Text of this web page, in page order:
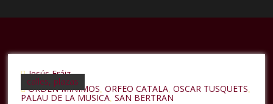
calles, plazas
Jesús Fráiz
ORDEN MINIMOS,ORFEO CATALA,OSCAR TUSQUETS,
PALAU DE LA MUSICA,SAN BERTRAN